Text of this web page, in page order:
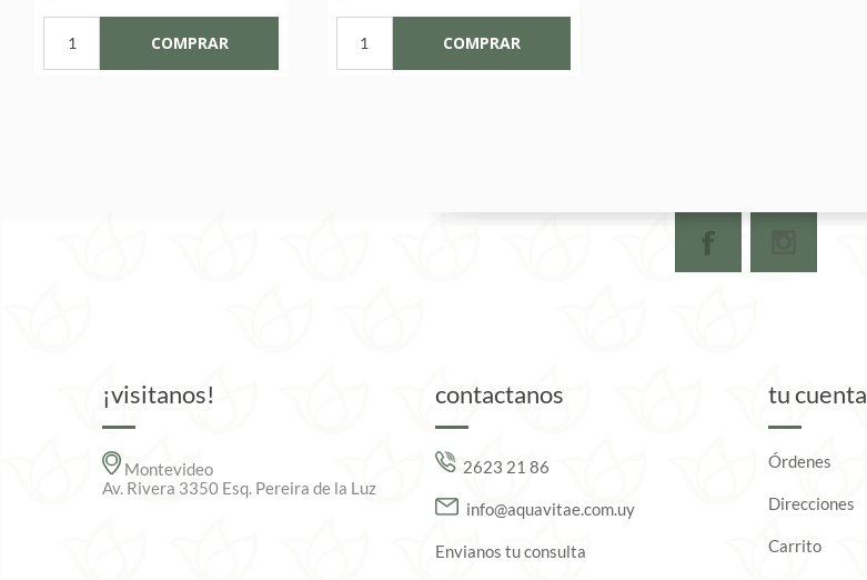
¡visitanos!
Montevideo
Av. Rivera 3350 Esq. Pereira de la Luz
contactanos
2623 21 86
info@aquavitae.com.uy
Envianos tu consulta
tu cuenta
Órdenes
Direcciones
Carrito